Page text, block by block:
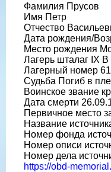
Фамилия Прусов
Имя Петр
Отчество
Дата рождения/
Место рождения
Лагерь шталаг IX B
Лагерный номер
Судьба Погиб в
Воинское звание
Дата смерти
Первичное место
Название
Номер фонда
Номер описи
Номер дела
https://obd-